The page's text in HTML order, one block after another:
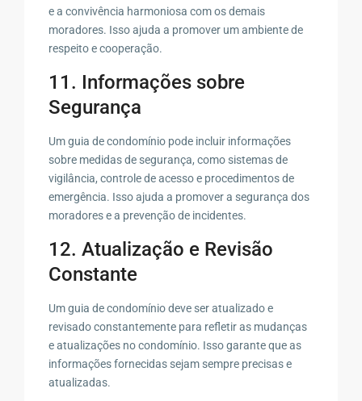
e a convivência harmoniosa com os demais
moradores. Isso ajuda a promover um ambiente de
respeito e cooperação.
11. Informações sobre
Segurança
Um guia de condomínio pode incluir informações
sobre medidas de segurança, como sistemas de
vigilância, controle de acesso e procedimentos de
emergência. Isso ajuda a promover a segurança dos
moradores e a prevenção de incidentes.
12. Atualização e Revisão
Constante
Um guia de condomínio deve ser atualizado e
revisado constantemente para refletir as mudanças
e atualizações no condomínio. Isso garante que as
informações fornecidas sejam sempre precisas e
atualizadas.